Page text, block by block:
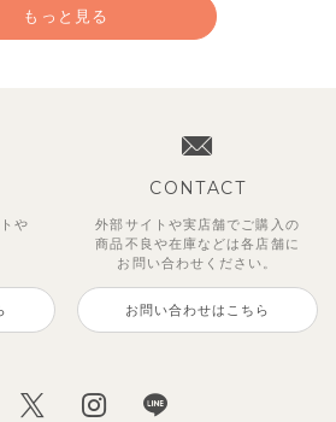
990円 （税込）
3,850
（税込）
もっと見る
や
CONTACT
外部サイトや実店舗でご購入の
商品不良や在庫などは各店舗に
お問い合わせください。
お問い合わせはこちら